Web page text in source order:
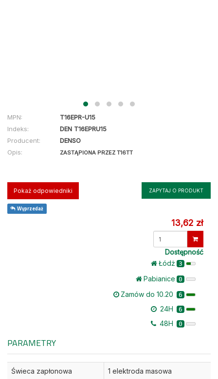
MPN:
T16EPR-U15
Indeks:
DEN T16EPRU15
Producent:
DENSO
Opis:
ZASTĄPIONA PRZEZ T16TT
Pokaż odpowiedniki ZAPYTAJ O PRODUKT
Wyprzedaż
13,62 zł
Dostępność
Łódż 3
Pabianice 0
Zamów do 10.20 6
24H 6
48H 0
PARAMETRY
Świeca zapłonowa 1 elektroda masowa